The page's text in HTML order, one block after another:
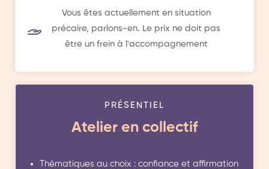
Vous êtes actuellement en situation
précaire, parlons-en. Le prix ne doit pas
être un frein à l'accompagnement
PRÉSENTIEL
Atelier en collectif
Thématiques au choix : confiance et affirmation